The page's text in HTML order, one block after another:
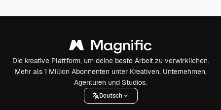
Die kreative Plattform, um deine beste Arbeit zu verwirklichen.
Mehr als 1 Million Abonnenten unter Kreativen, Unternehmen,
Agenturen und Studios.
Deutsch